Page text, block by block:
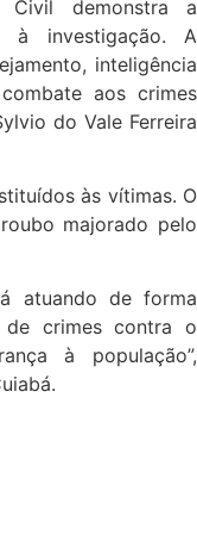
Civil demonstra a
à investigação. A
inteligência
aos crimes
do Vale Ferreira
às vítimas. O
majorado pelo
atuando de forma
de crimes contra o
à população”,